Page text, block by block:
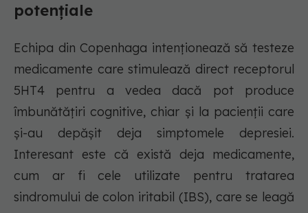
potențiale
Echipa din Copenhaga intenționează să testeze
medicamente care stimulează direct receptorul
5HT4 pentru a vedea dacă pot produce
îmbunătățiri cognitive, chiar și la pacienții care
și-au depășit deja simptomele depresiei.
Interesant este că există deja medicamente,
cum ar fi cele utilizate pentru tratarea
sindromului de colon iritabil (IBS), care se leagă